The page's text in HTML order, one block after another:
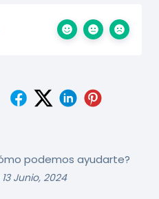
podemos ayudarte?
Junio, 2024